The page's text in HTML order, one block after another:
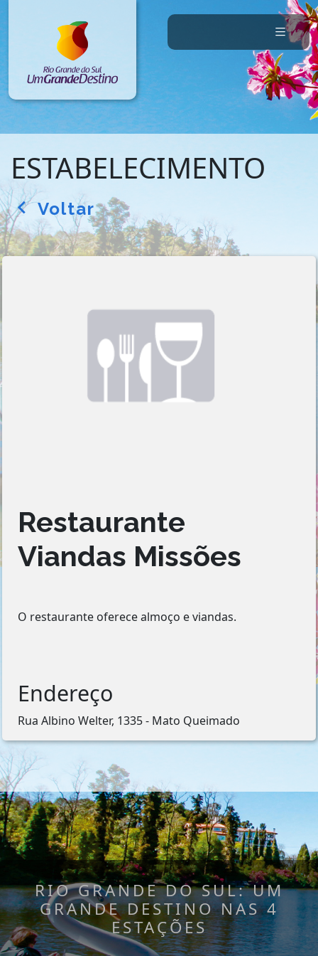
ESTABELECIMENTO
arrow_back_ios Voltar
Restaurante
Viandas Missões
O restaurante oferece almoço e viandas.
Endereço
Rua Albino Welter, 1335 - Mato Queimado
RIO GRANDE DO SUL: UM
GRANDE DESTINO NAS 4
ESTAÇÕES